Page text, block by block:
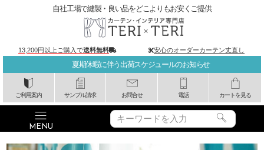
夏期休暇に伴う出荷スケジュールのお知らせ
ご利用案内 サンプル請求 お問合せ 電話 カートを見る
自社工場で縫製・良い品をどこよりもお安くご提供
13,200円以上ご購入で送料無料 安心のオーダーカーテン丈直し